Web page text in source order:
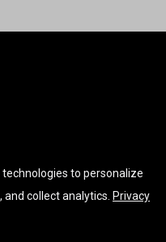
deiner Träume. Ein
wenn sich
Seite zeigen sollten.
to personalize
collect analytics. Privacy